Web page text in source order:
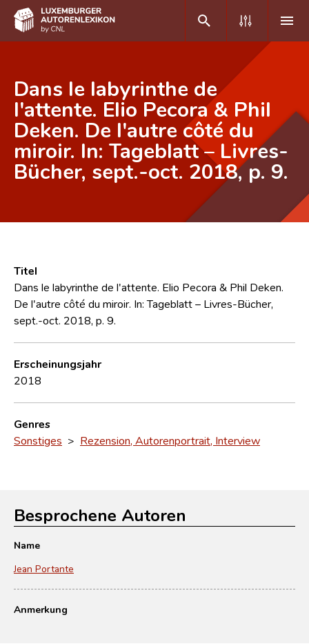
DE FR
Home
Autor(inn)en A-Z
Erweiterte Suche
Forschungsgruppe
Kontakt
Dans le labyrinthe de
l'attente. Elio Pecora & Phil
Deken. De l'autre côté du
miroir. In: Tageblatt – Livres-
Bücher, sept.-oct. 2018, p. 9.
Titel
Dans le labyrinthe de l'attente. Elio Pecora & Phil Deken.
De l'autre côté du miroir. In: Tageblatt – Livres-Bücher,
sept.-oct. 2018, p. 9.
Erscheinungsjahr
2018
Genres
Sonstiges > Rezension, Autorenportrait, Interview
Besprochene Autoren
Name
Jean Portante
Anmerkung